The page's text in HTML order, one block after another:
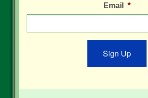
Email *
Sign Up